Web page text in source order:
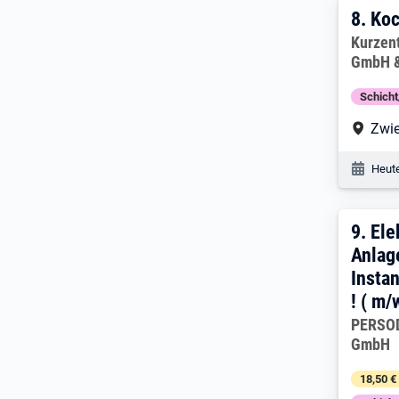
8.
8.
GmbH
9.
9.
! ( m/
GmbH
18,50